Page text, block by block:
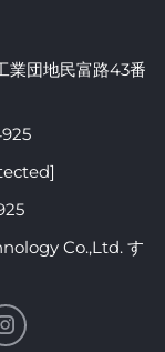
業団地民富路43番
Co.,Ltd. す